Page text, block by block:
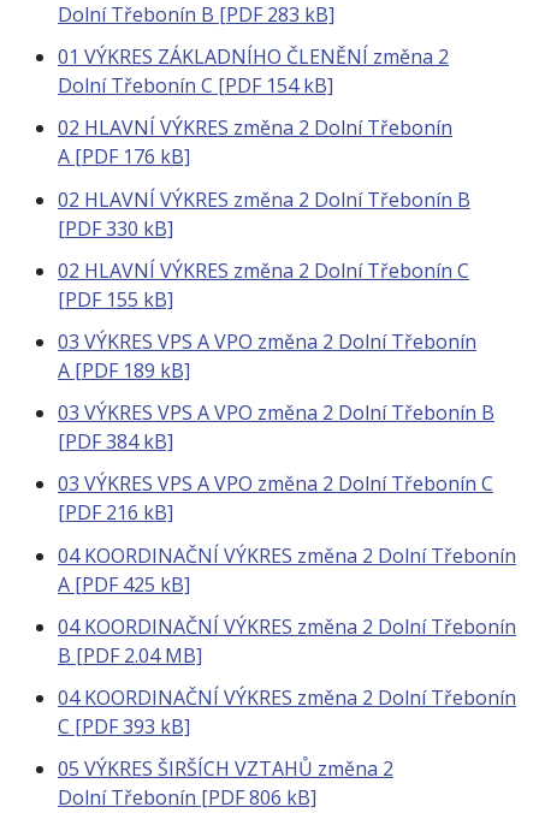
Dolní Třebonín B [PDF 283 kB]
01 VÝKRES ZÁKLADNÍHO ČLENĚNÍ změna 2
Dolní Třebonín C [PDF 154 kB]
02 HLAVNÍ VÝKRES změna 2 Dolní Třebonín
A [PDF 176 kB]
02 HLAVNÍ VÝKRES změna 2 Dolní Třebonín B
[PDF 330 kB]
02 HLAVNÍ VÝKRES změna 2 Dolní Třebonín C
[PDF 155 kB]
03 VÝKRES VPS A VPO změna 2 Dolní Třebonín
A [PDF 189 kB]
03 VÝKRES VPS A VPO změna 2 Dolní Třebonín B
[PDF 384 kB]
03 VÝKRES VPS A VPO změna 2 Dolní Třebonín C
[PDF 216 kB]
04 KOORDINAČNÍ VÝKRES změna 2 Dolní Třebonín
A [PDF 425 kB]
04 KOORDINAČNÍ VÝKRES změna 2 Dolní Třebonín
B [PDF 2.04 MB]
04 KOORDINAČNÍ VÝKRES změna 2 Dolní Třebonín
C [PDF 393 kB]
05 VÝKRES ŠIRŠÍCH VZTAHŮ změna 2
Dolní Třebonín [PDF 806 kB]